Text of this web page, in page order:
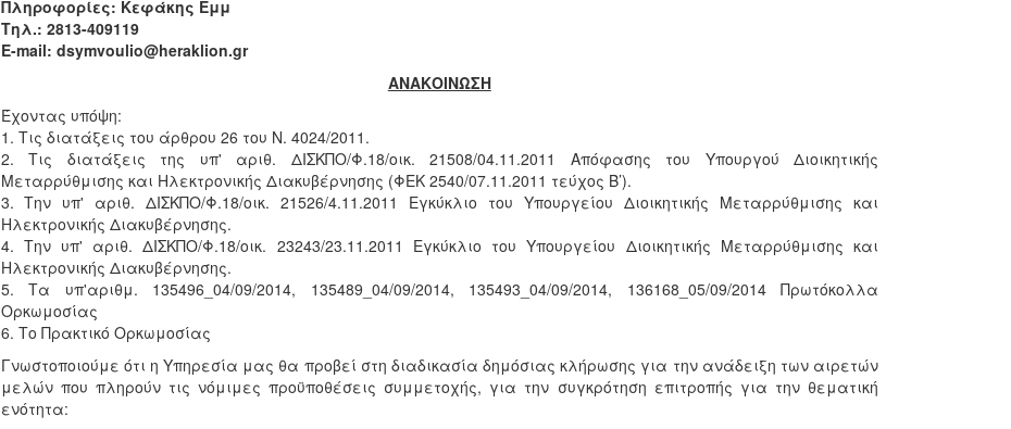
Πληροφορίες: Κεφάκης Εμμ
Τηλ.: 2813-409119
E-mail: dsymvoulio@heraklion.gr
ΑΝΑΚΟΙΝΩΣΗ
Έχοντας υπόψη:
1. Τις διατάξεις του άρθρου 26 του Ν. 4024/2011.
2. Τις διατάξεις της υπ' αριθ. ΔΙΣΚΠΟ/Φ.18/οικ. 21508/04.11.2011 Απόφασης του Υπουργού Διοικητικής
Μεταρρύθμισης και Ηλεκτρονικής Διακυβέρνησης (ΦΕΚ 2540/07.11.2011 τεύχος Β’).
3. Την υπ' αριθ. ΔΙΣΚΠΟ/Φ.18/οικ. 21526/4.11.2011 Εγκύκλιο του Υπουργείου Διοικητικής Μεταρρύθμισης και
Ηλεκτρονικής Διακυβέρνησης.
4. Την υπ' αριθ. ΔΙΣΚΠΟ/Φ.18/οικ. 23243/23.11.2011 Εγκύκλιο του Υπουργείου Διοικητικής Μεταρρύθμισης και
Ηλεκτρονικής Διακυβέρνησης.
5. Τα υπ'αριθμ. 135496_04/09/2014, 135489_04/09/2014, 135493_04/09/2014, 136168_05/09/2014 Πρωτόκολλα
Ορκωμοσίας
6. Το Πρακτικό Ορκωμοσίας
Γνωστοποιούμε ότι η Υπηρεσία μας θα προβεί στη διαδικασία δημόσιας κλήρωσης για την ανάδειξη των αιρετών
μελών που πληρούν τις νόμιμες προϋποθέσεις συμμετοχής, για την συγκρότηση επιτροπής για την θεματική
ενότητα: